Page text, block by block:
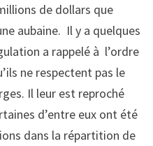
de dollars que
aubaine. Il y a quelques
a rappelé à l’ordre
ne respectent pas le
Il leur est reproché
d’entre eux ont été
dans la répartition de